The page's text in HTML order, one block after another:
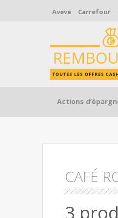
Aveve Carrefour
Skip to content
Actions
CAFÉ
3